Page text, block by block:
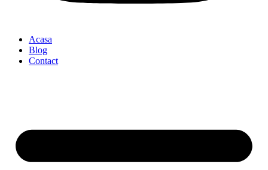
Acasa
Blog
Contact